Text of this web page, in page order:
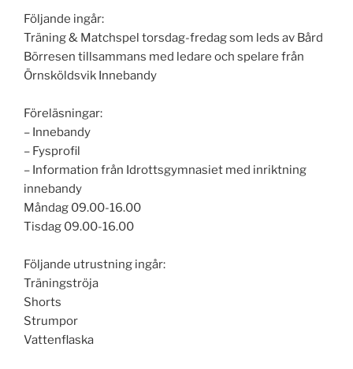
Följande ingår:
Träning & Matchspel torsdag-fredag som leds av Bård
Börresen tillsammans med ledare och spelare från
Örnsköldsvik Innebandy
Föreläsningar:
– Innebandy
– Fysprofil
– Information från Idrottsgymnasiet med inriktning
innebandy
Måndag 09.00-16.00
Tisdag 09.00-16.00
Följande utrustning ingår:
Träningströja
Shorts
Strumpor
Vattenflaska